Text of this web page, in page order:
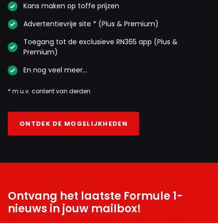
Kans maken op toffe prijzen
Advertentievrije site * (Plus & Premium)
Toegang tot de exclusieve RN365 app (Plus &
Premium)
En nog veel meer…
* m.u.v. content van derden
ONTDEK DE MOGELIJKHEDEN
Ontvang het laatste Formule 1-
nieuws in jouw mailbox!